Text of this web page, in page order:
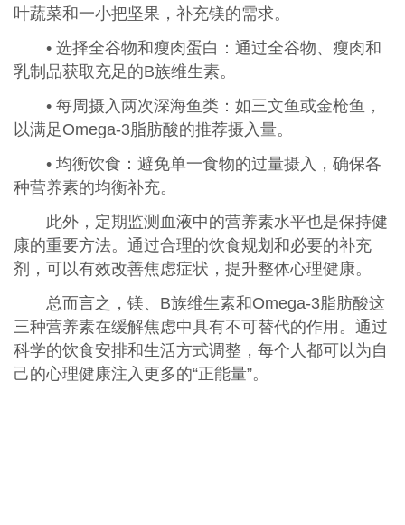
叶蔬菜和一小把坚果，补充镁的需求。
• 选择全谷物和瘦肉蛋白：通过全谷物、瘦肉和
乳制品获取充足的B族维生素。
• 每周摄入两次深海鱼类：如三文鱼或金枪鱼，
以满足Omega-3脂肪酸的推荐摄入量。
• 均衡饮食：避免单一食物的过量摄入，确保各
种营养素的均衡补充。
此外，定期监测血液中的营养素水平也是保持健
康的重要方法。通过合理的饮食规划和必要的补充
剂，可以有效改善焦虑症状，提升整体心理健康。
总而言之，镁、B族维生素和Omega-3脂肪酸这
三种营养素在缓解焦虑中具有不可替代的作用。通过
科学的饮食安排和生活方式调整，每个人都可以为自
己的心理健康注入更多的“正能量”。